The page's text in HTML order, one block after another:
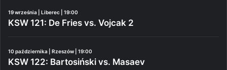
19 września | Liberec | 19:00
KSW 121: De Fries vs. Vojcak 2
10 października | Rzeszów | 19:00
KSW 122: Bartosiński vs. Masaev